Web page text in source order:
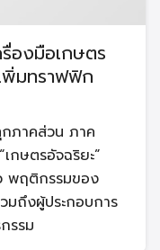
องมือเกษตร
พิ่มทราฟฟิก
กภาคส่วน ภาค
กษตรอัจฉริยะ”
พฤติกรรมของ
มถึงผู้ประกอบการ
รรม